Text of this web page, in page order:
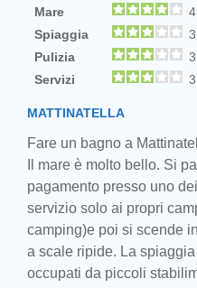
Mare
Spiaggia
Pulizia
Servizi
MATTINATELLA
Fare un bagno a
Il mare è molto bello. Si
pagamento presso uno
servizio solo ai propri
camping)e poi si scende
a scale ripide. La
occupati da piccoli